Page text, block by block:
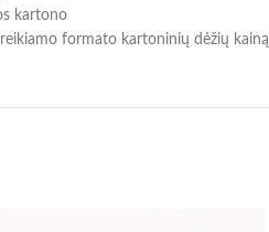
kartono
formato kartoninių dėžių kainą